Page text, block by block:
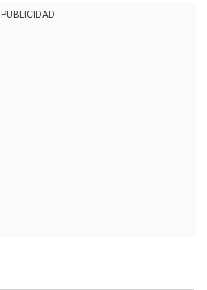
PUBLICIDAD